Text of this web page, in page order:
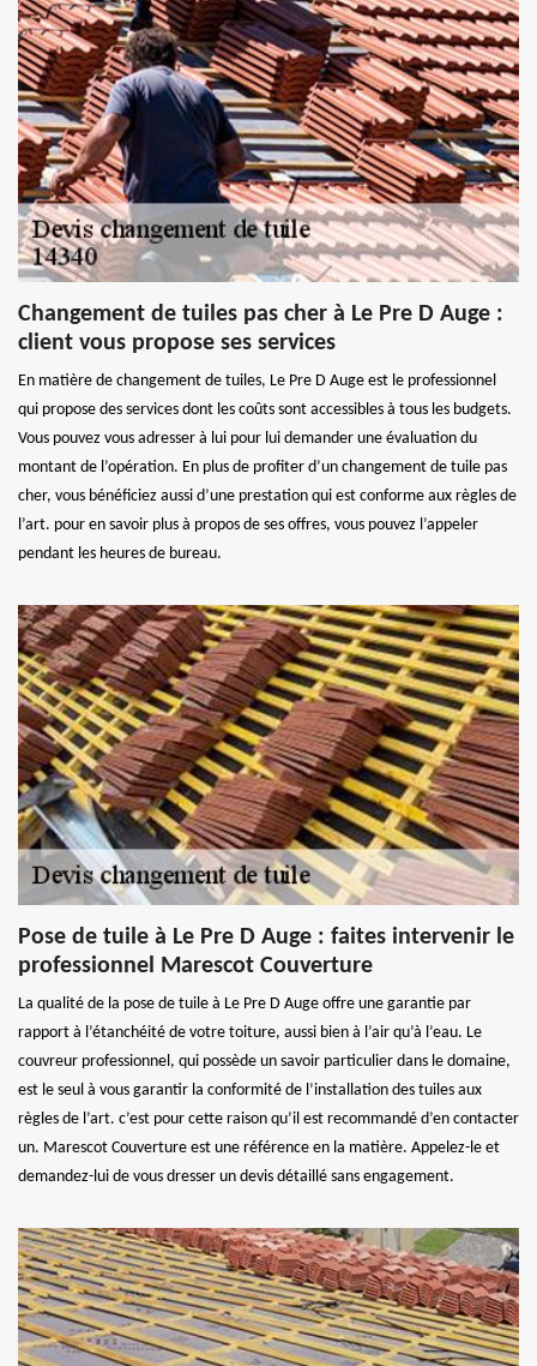
Changement de tuiles pas cher à Le Pre D Auge :
client vous propose ses services
En matière de changement de tuiles, Le Pre D Auge est le professionnel
qui propose des services dont les coûts sont accessibles à tous les budgets.
Vous pouvez vous adresser à lui pour lui demander une évaluation du
montant de l’opération. En plus de profiter d’un changement de tuile pas
cher, vous bénéficiez aussi d’une prestation qui est conforme aux règles de
l’art. pour en savoir plus à propos de ses offres, vous pouvez l’appeler
pendant les heures de bureau.
Pose de tuile à Le Pre D Auge : faites intervenir le
professionnel Marescot Couverture
La qualité de la pose de tuile à Le Pre D Auge offre une garantie par
rapport à l’étanchéité de votre toiture, aussi bien à l’air qu’à l’eau. Le
couvreur professionnel, qui possède un savoir particulier dans le domaine,
est le seul à vous garantir la conformité de l’installation des tuiles aux
règles de l’art. c’est pour cette raison qu’il est recommandé d’en contacter
un. Marescot Couverture est une référence en la matière. Appelez-le et
demandez-lui de vous dresser un devis détaillé sans engagement.